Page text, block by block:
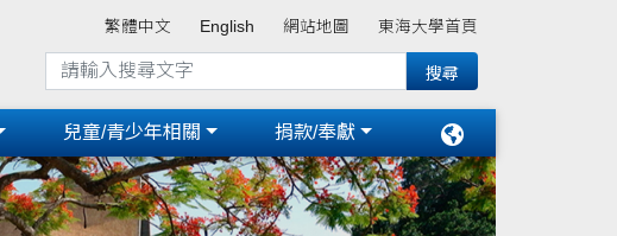
繁體中文 English 網站地圖 東海大學首頁
兒童/青少年相關 捐款/奉獻